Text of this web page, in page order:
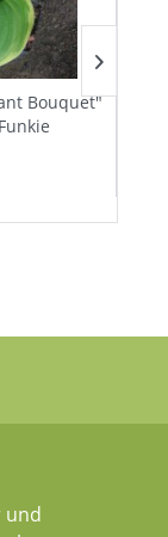
Bouquet"
und